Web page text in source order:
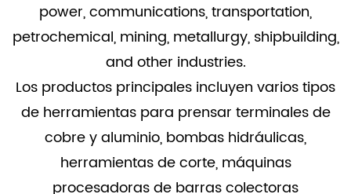
power, communications, transportation,
petrochemical, mining, metallurgy, shipbuilding,
and other industries.
Los productos principales incluyen varios tipos
de herramientas para prensar terminales de
cobre y aluminio, bombas hidráulicas,
herramientas de corte, máquinas
procesadoras de barras colectoras